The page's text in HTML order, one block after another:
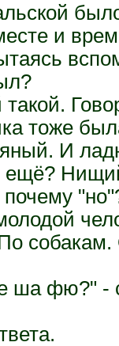
и
тоже
И
ещё?
ша фю?" -